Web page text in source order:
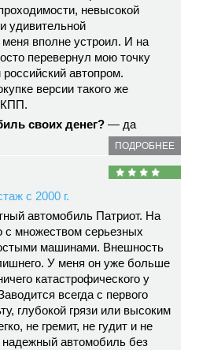
невысокой
удивительной
меня вполне устроил. И на
перевернул мою точку
автопром.
версии такого же
своих денег? — да
ПОДРОБНЕЕ
с 2000 г.
автомобиль Патриот. На
с множеством серьезных
машинами. Внешность
У меня он уже больше
катастрофического у
всегда с первого
глубокой грязи или высоким
не гремит, не гудит и не
автомобиль без